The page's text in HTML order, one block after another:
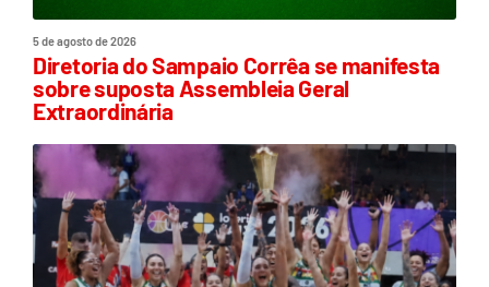
5 de agosto de 2026
Diretoria do Sampaio Corrêa se manifesta
sobre suposta Assembleia Geral
Extraordinária